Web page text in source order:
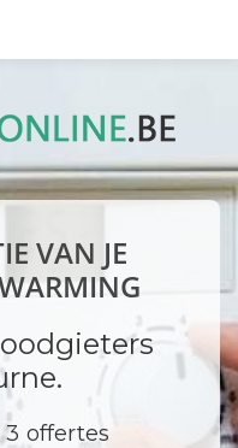
VAN JE
offertes